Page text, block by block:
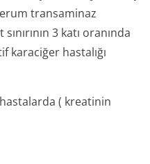
transaminaz
3 katı oranında
karaciğer hastalığı
( kreatinin